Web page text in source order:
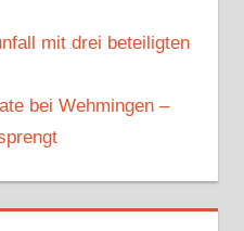
mit drei beteiligten
bei Wehmingen –